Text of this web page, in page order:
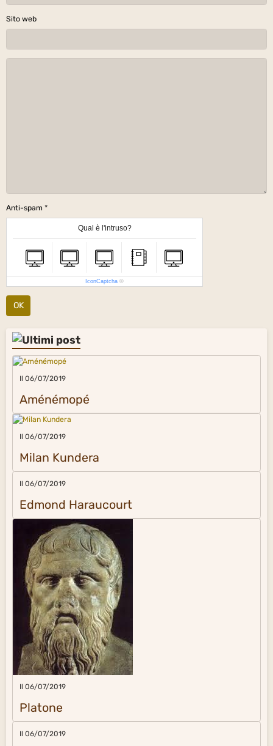
Sito web
Anti-spam
Qual è l'intruso?
IconCaptcha ©
OK
Il 06/07/2019
Aménémopé
Il 06/07/2019
Milan Kundera
Il 06/07/2019
Edmond Haraucourt
Il 06/07/2019
Platone
Il 06/07/2019